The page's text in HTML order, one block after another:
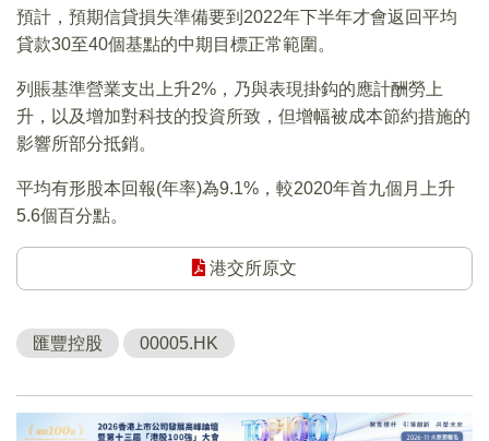
預計，預期信貸損失準備要到2022年下半年才會返回平均
貸款30至40個基點的中期目標正常範圍。
列賬基準營業支出上升2%，乃與表現掛鈎的應計酬勞上
升，以及增加對科技的投資所致，但增幅被成本節約措施的
影響所部分抵銷。
平均有形股本回報(年率)為9.1%，較2020年首九個月上升
5.6個百分點。
港交所原文
匯豐控股 00005.HK